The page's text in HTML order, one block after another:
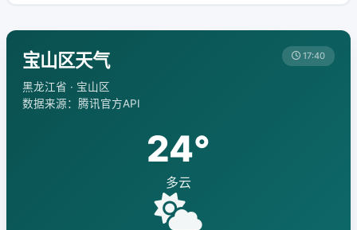
宝山区天气
黑龙江省 · 宝山区
数据来源：腾讯官方API
17:40
24°
多云